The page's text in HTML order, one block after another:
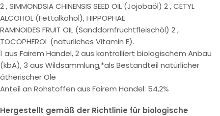
2 , SIMMONDSIA CHINENSIS SEED OIL (Jojobaöl) 2 , CETYL
ALCOHOL (Fettalkohol), HIPPOPHAE
RAMNOIDES FRUIT OIL (Sanddornfruchtfleischöl) 2 ,
TOCOPHEROL (natürliches Vitamin E).
1 aus Fairem Handel, 2 aus kontrolliert biologischem Anbau
(kbA), 3 aus Wildsammlung,*als Bestandteil natürlicher
ätherischer Öle
Anteil an Rohstoffen aus Fairem Handel: 54,2%
Hergestellt gemäß der Richtlinie für biologische